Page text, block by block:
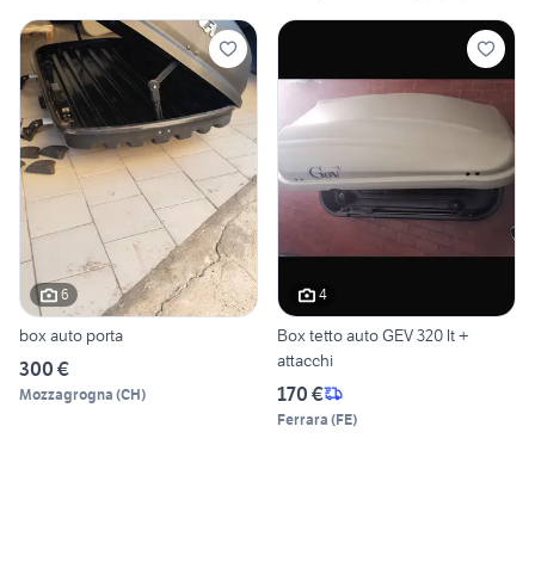
6
box auto porta
300 €
Mozzagrogna (CH)
4
Box tetto auto GEV 320 lt +
attacchi
170 €
Ferrara (FE)